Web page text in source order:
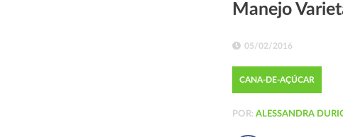
Manejo
05/02/2016
CANA-DE-AÇÚCAR
POR:ALESSANDRA